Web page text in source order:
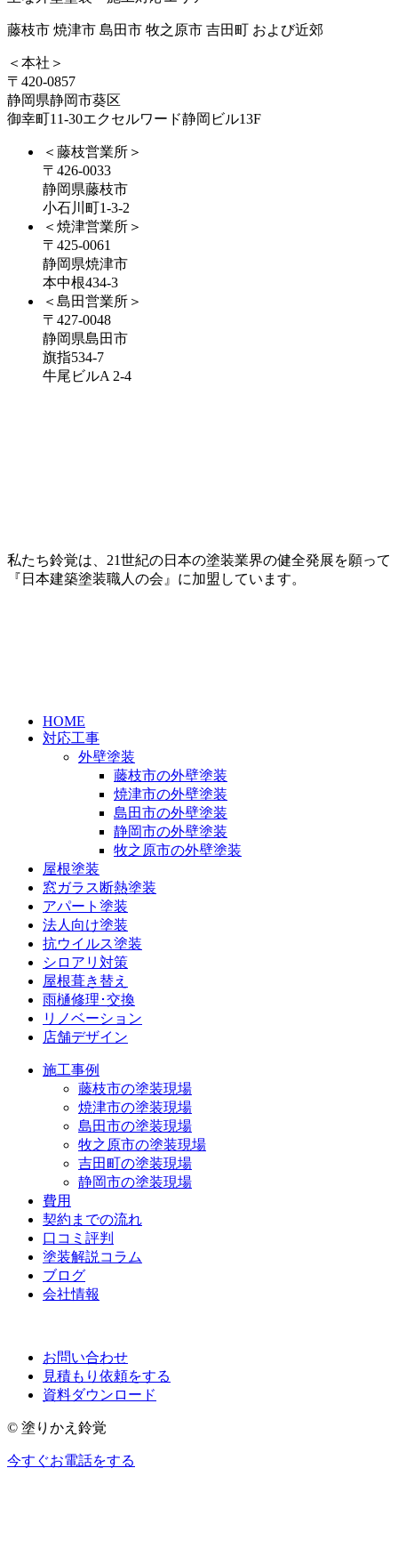
藤枝市 焼津市 島田市 牧之原市 吉田町 および近郊
＜本社＞
〒420-0857
静岡県静岡市葵区
御幸町11-30エクセルワード静岡ビル13F
＜藤枝営業所＞
〒426-0033
静岡県藤枝市
小石川町1-3-2
＜焼津営業所＞
〒425-0061
静岡県焼津市
本中根434-3
＜島田営業所＞
〒427-0048
静岡県島田市
旗指534-7
牛尾ビルA 2-4
私たち鈴覚は、21世紀の日本の塗装業界の健全発展を願って
『日本建築塗装職人の会』に加盟しています。
HOME
対応工事
外壁塗装
藤枝市の外壁塗装
焼津市の外壁塗装
島田市の外壁塗装
静岡市の外壁塗装
牧之原市の外壁塗装
屋根塗装
窓ガラス断熱塗装
アパート塗装
法人向け塗装
抗ウイルス塗装
シロアリ対策
屋根葺き替え
雨樋修理･交換
リノベーション
店舗デザイン
施工事例
藤枝市の塗装現場
焼津市の塗装現場
島田市の塗装現場
牧之原市の塗装現場
吉田町の塗装現場
静岡市の塗装現場
費用
契約までの流れ
口コミ評判
塗装解説コラム
ブログ
会社情報
お問い合わせ
見積もり依頼をする
資料ダウンロード
© 塗りかえ鈴覚
今すぐお電話をする